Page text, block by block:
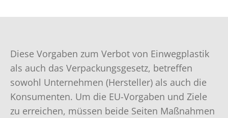
Feuchttücher
Diese Vorgaben zum Verbot von Einwegplastik
als auch das Verpackungsgesetz, betreffen
sowohl Unternehmen (Hersteller) als auch die
Konsumenten. Um die EU-Vorgaben und Ziele
zu erreichen, müssen beide Seiten Maßnahmen